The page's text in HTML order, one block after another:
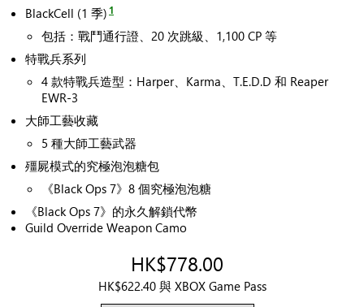
BlackCell (1 季) 1
包括：戰鬥通行證、20 次跳級、1,100 CP 等
特戰兵系列
4 款特戰兵造型：Harper、Karma、T.E.D.D 和 Reaper
EWR-3
大師工藝收藏
5 種大師工藝武器
殭屍模式的究極泡泡糖包
《Black Ops 7》8 個究極泡泡糖
《Black Ops 7》的永久解鎖代幣
Guild Override Weapon Camo
HK$778.00
HK$622.40 與 XBOX Game Pass